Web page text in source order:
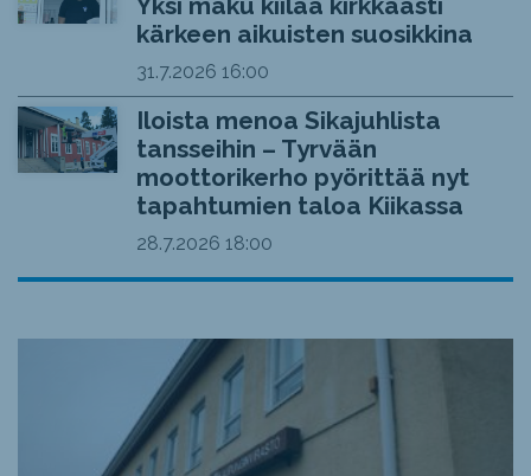
kärkeen aikuisten suosikkina
31.7.2026 16:00
Iloista menoa Sikajuhlista
tansseihin – Tyrvään
moottorikerho pyörittää nyt
tapahtumien taloa Kiikassa
28.7.2026 18:00